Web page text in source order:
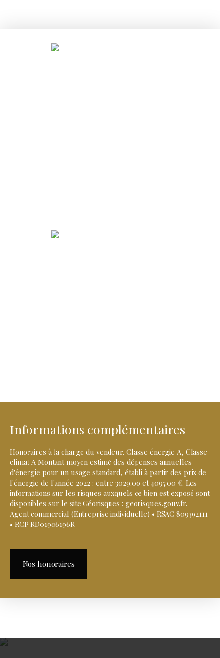
Informations complémentaires
Honoraires à la charge du vendeur. Classe énergie A, Classe
climat A Montant moyen estimé des dépenses annuelles
d'énergie pour un usage standard, établi à partir des prix de
l'énergie de l'année 2022 : entre 3029.00 et 4097.00 €. Les
informations sur les risques auxquels ce bien est exposé sont
disponibles sur le site Géorisques : georisques.gouv.fr.
Agent commercial (Entreprise individuelle) • RSAC 809392111
• RCP RD01906196R
Nos honoraires